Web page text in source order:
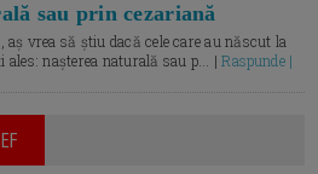
sau prin cezariană
vrea să știu dacă cele care au născut la
ales: nașterea naturală sau p... |Raspunde |